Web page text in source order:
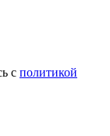
с политикой